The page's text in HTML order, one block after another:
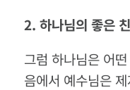
2. 하나님의 좋은
그럼 하나님은 어
음에서 예수님은